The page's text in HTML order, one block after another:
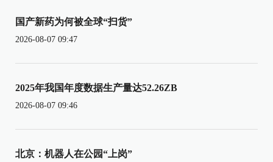
国产新药为何被全球“扫货”
2026-08-07 09:47
2025年我国年度数据生产量达52.26ZB
2026-08-07 09:46
北京：机器人在公园“上岗”